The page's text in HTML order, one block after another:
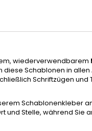
wiederverwendbarem
Schablonen in allen
Schriftzügen und
Schablonenkleber
und Stelle, während Sie